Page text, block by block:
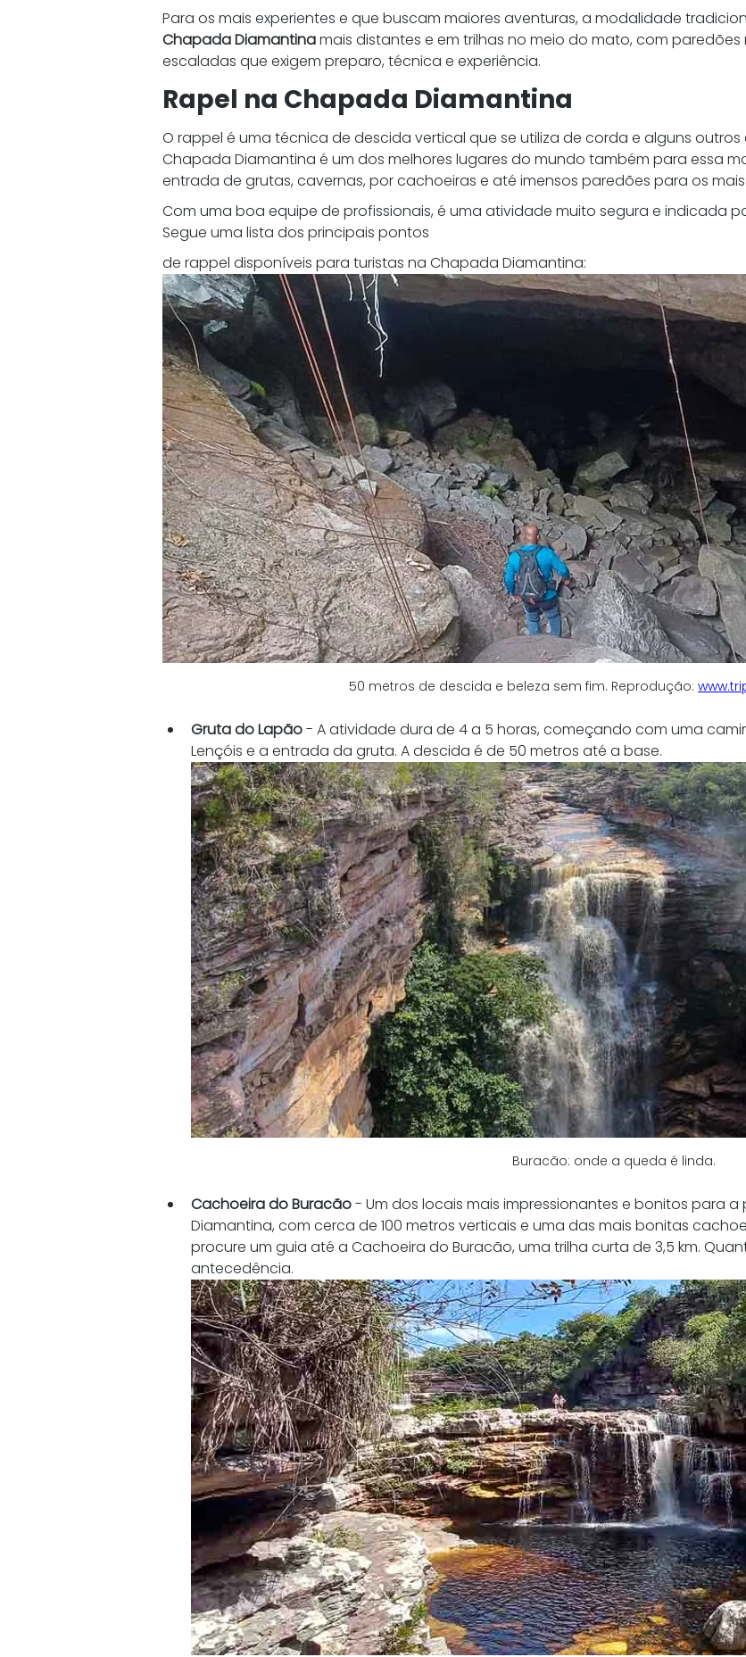
Para os mais experientes e que buscam maiores aventuras, a modalidade
Chapada Diamantina mais distantes e em trilhas no meio do mato, com
escaladas que exigem preparo, técnica e experiência.
Rapel na Chapada Diamantina
O rappel é uma técnica de descida vertical que se utiliza de corda e alguns
Chapada Diamantina é um dos melhores lugares do mundo também para essa
entrada de grutas, cavernas, por cachoeiras e até imensos paredões para os mais
Com uma boa equipe de profissionais, é uma atividade muito segura e indicada
Segue uma lista dos principais pontos
de rappel disponíveis para turistas na Chapada Diamantina:
50 metros de descida e beleza sem fim. Reprodução:
Gruta do Lapão - A atividade dura de 4 a 5 horas, começando com uma
Lençóis e a entrada da gruta. A descida é de 50 metros até a base.
Buracão: onde a queda é linda.
Cachoeira do Buracão - Um dos locais mais impressionantes e bonitos para
Diamantina, com cerca de 100 metros verticais e uma das mais bonitas
procure um guia até a Cachoeira do Buracão, uma trilha curta de 3,5 km.
antecedência.